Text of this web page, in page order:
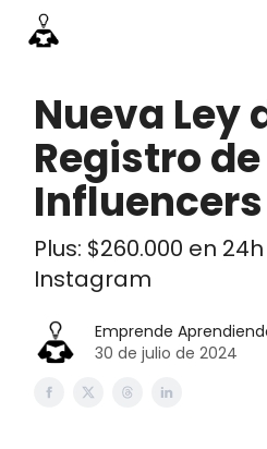
Nueva Ley
Registro de
Influencers
Plus: $260.000 en
Instagram
Emprende
30 de julio de 2024